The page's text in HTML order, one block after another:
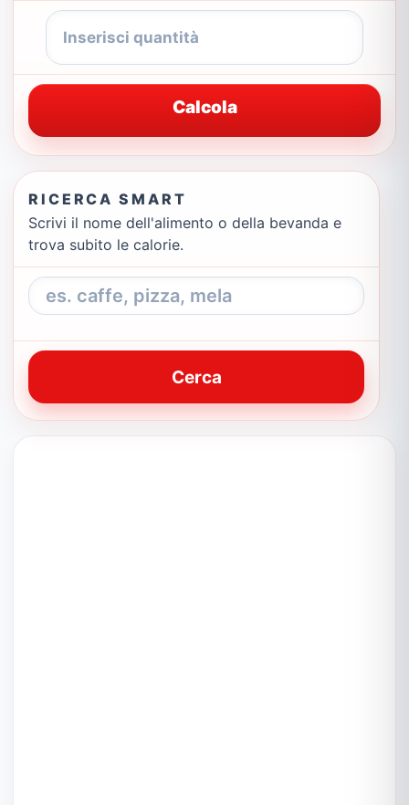
Calcola
RICERCA SMART
Scrivi il nome dell'alimento o della bevanda e
trova subito le calorie.
Cerca